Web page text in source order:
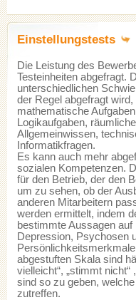
Einstellungstests
Die Leistung des
Testeinheiten abgefragt.
unterschiedlichen
der Regel abgefragt
mathematische
Logikaufgaben,
Allgemeinwissen,
Informatikfragen.
Es kann auch mehr
sozialen Kompetenzen.
für den Betrieb, der den
um zu sehen, ob der
anderen Mitarbeitern
werden ermittelt, indem
bestimmte Aussagen
Depression, Psychosen
abgestuften Skala sind
vielleicht“, „stimmt nicht“
sind so zu geben,
zutreffen.